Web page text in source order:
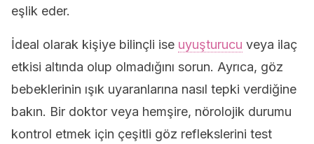
eşlik eder.
İdeal olarak kişiye bilinçli ise uyuşturucu veya ilaç
etkisi altında olup olmadığını sorun. Ayrıca, göz
bebeklerinin ışık uyaranlarına nasıl tepki verdiğine
bakın. Bir doktor veya hemşire, nörolojik durumu
kontrol etmek için çeşitli göz reflekslerini test